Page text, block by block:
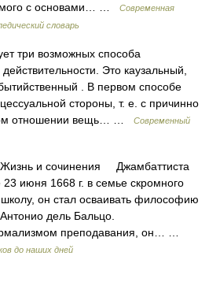
с основами… …
Современная
словарь
три возможных способа
Это каузальный,
. В первом способе
стороны, т. е. с причинно
отношении вещь… …
Современный
и сочинения Джамбаттиста
июня 1668 г. в семье скромного
он стал осваивать философию
дель Бальцо.
преподавания, он… …
до наших дней